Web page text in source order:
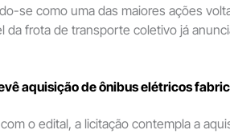
se como uma das maiores ações
da frota de transporte coletivo já
aquisição de ônibus elétricos
o edital, a licitação contempla a